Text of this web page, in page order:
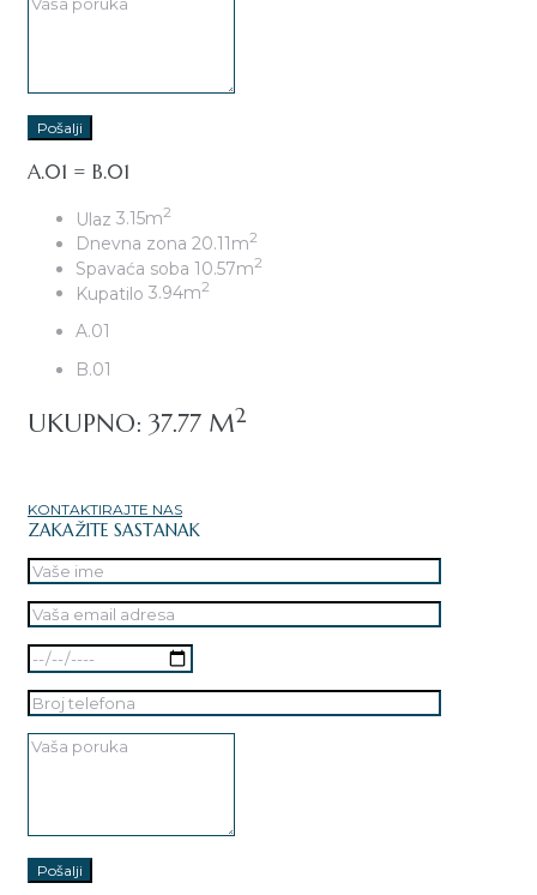
A.01 = B.01
Ulaz 3.15m2
Dnevna zona 20.11m2
Spavaća soba 10.57m2
Kupatilo 3.94m2
A.01
B.01
UKUPNO: 37.77 M2
KONTAKTIRAJTE NAS
ZAKAŽITE SASTANAK